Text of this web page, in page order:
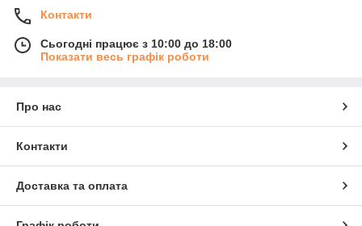
Контакти
Сьогодні працює з 10:00 до 18:00
Показати весь графік роботи
Про нас
Контакти
Доставка та оплата